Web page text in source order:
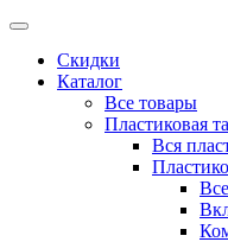
Скидки
Каталог
Все товары
Пластиковая
Вся